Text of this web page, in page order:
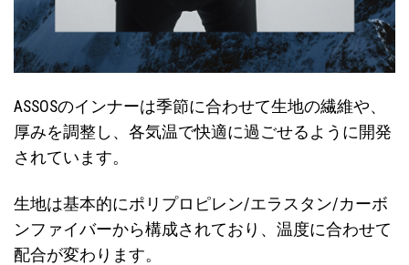
ASSOSのインナーは季節に合わせて生地の繊維や、
厚みを調整し、各気温で快適に過ごせるように開発
されています。
生地は基本的にポリプロピレン/エラスタン/カーボ
ンファイバーから構成されており、温度に合わせて
配合が変わります。